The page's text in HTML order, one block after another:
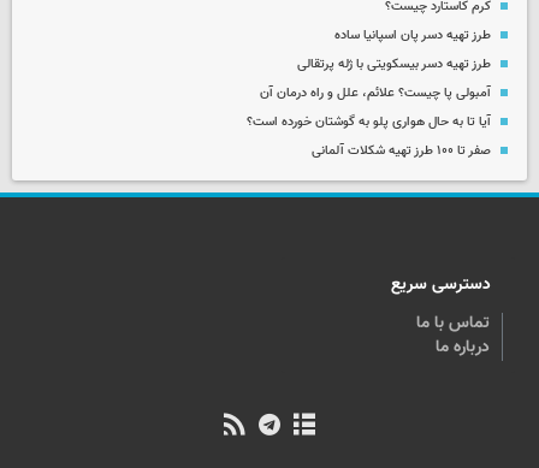
کرم کاستارد چیست؟
طرز تهیه دسر پان اسپانیا ساده
طرز تهیه دسر بیسکویتی با ژله پرتقالی
آمبولی پا چیست؟ علائم، علل و راه درمان آن
آیا تا به حال هواری پلو به گوشتان خورده است؟
صفر تا ۱۰۰ طرز تهیه شکلات آلمانی
دسترسی سریع
تماس با ما
درباره ما